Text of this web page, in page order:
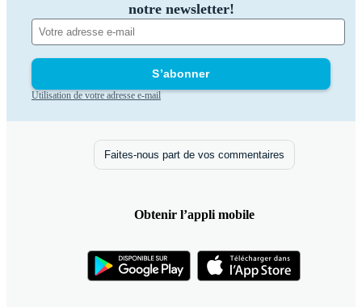
notre newsletter!
S’abonner
Utilisation de votre adresse e-mail
Faites-nous part de vos commentaires
Obtenir l’appli mobile